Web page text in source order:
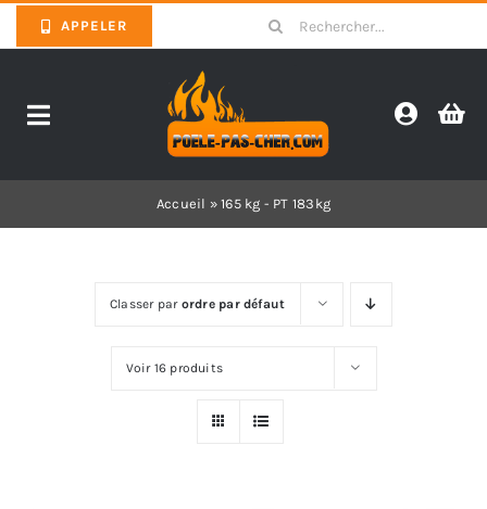
to
APPELER
Search
for:
Toggle
Accueil »165 kg - PT 183kg
Classer par ordre par défaut
Voir 16 produits